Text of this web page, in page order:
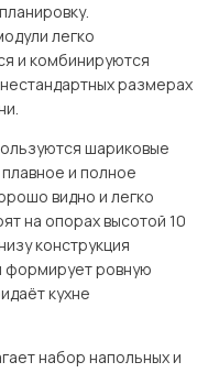
легко
и комбинируются
размерах
шариковые
и полное
видно и легко
на опорах высотой 10
конструкция
формирует ровную
кухне
набор напольных и